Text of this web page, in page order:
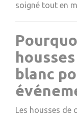
soigné tout en
blanc
Les housses de